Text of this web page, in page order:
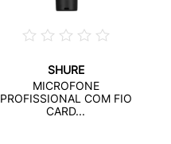
SHURE
MICROFONE
PROFISSIONAL COM FIO
CARD...